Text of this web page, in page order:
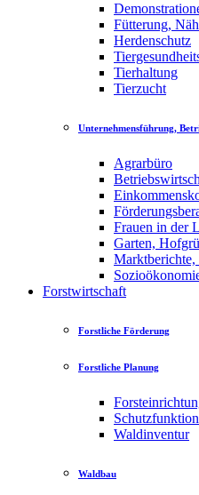
Fütterung,
Herdenschutz
Tierhaltung
Tierzucht
Unternehmensführung,
Agrarbüro
Frauen in der
Garten,
Forstwirtschaft
Forstliche Förderung
Forstliche Planung
Waldinventur
Waldbau